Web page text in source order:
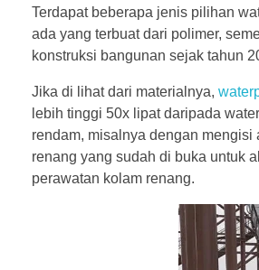
Terdapat beberapa jenis pilihan
ada yang terbuat dari polimer,
konstruksi bangunan sejak tahun
Jika di lihat dari materialnya,
lebih tinggi 50x lipat daripada
rendam, misalnya dengan mengisi
renang yang sudah di buka untuk
perawatan kolam renang.